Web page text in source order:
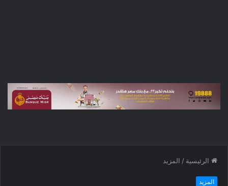
الرئيسية / المزيد
المزيد